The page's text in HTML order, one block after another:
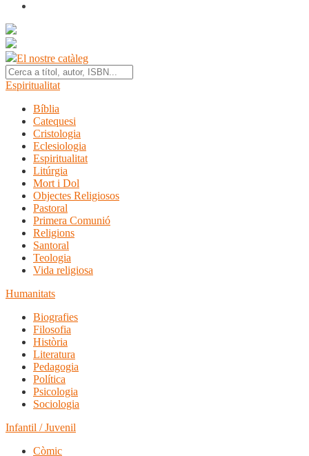
El nostre catàleg
Espiritualitat
Bíblia
Catequesi
Cristologia
Eclesiologia
Espiritualitat
Litúrgia
Mort i Dol
Objectes Religiosos
Pastoral
Primera Comunió
Religions
Santoral
Teologia
Vida religiosa
Humanitats
Biografies
Filosofia
Història
Literatura
Pedagogia
Política
Psicologia
Sociologia
Infantil / Juvenil
Còmic